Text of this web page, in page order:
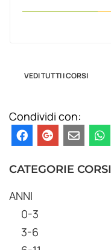
VEDI TUTTI I CORSI
Condividi con:
CATEGORIE CORSI
ANNI
0-3
3-6